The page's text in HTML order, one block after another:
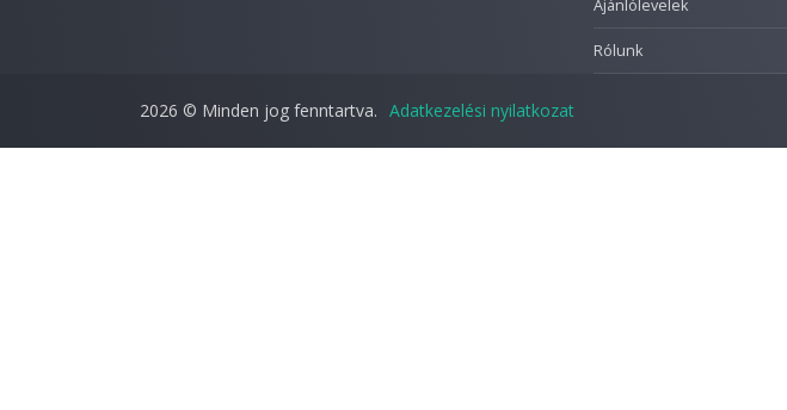
Ajánlólevelek
Rólunk
2026 © Minden jog fenntartva. Adatkezelési nyilatkozat